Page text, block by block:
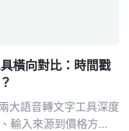
橫向對比：時間戳
大語音轉文字工具深度
輸入來源到價格方